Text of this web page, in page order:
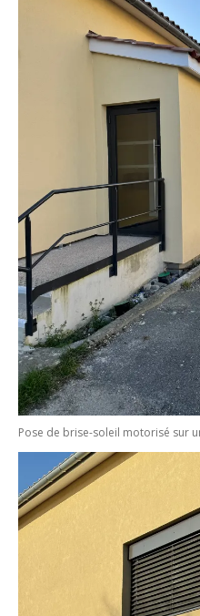
Pose de brise-soleil motorisé sur